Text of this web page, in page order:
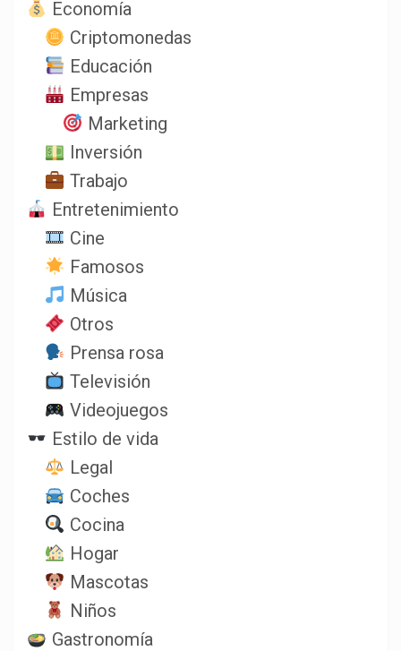
Economía
Criptomonedas
Educación
Empresas
Marketing
Inversión
Trabajo
Entretenimiento
Cine
Famosos
Música
Otros
Prensa rosa
Televisión
Videojuegos
Estilo de vida
Legal
Coches
Cocina
Hogar
Mascotas
Niños
Gastronomía